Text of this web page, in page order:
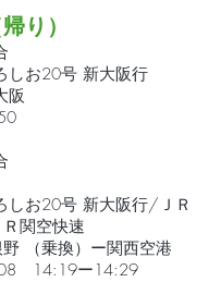
り）
しお20号 新大阪行
阪
しお20号 新大阪行/ＪＲ
関空快速
（乗換）ー関西空港
14:19ー14:29